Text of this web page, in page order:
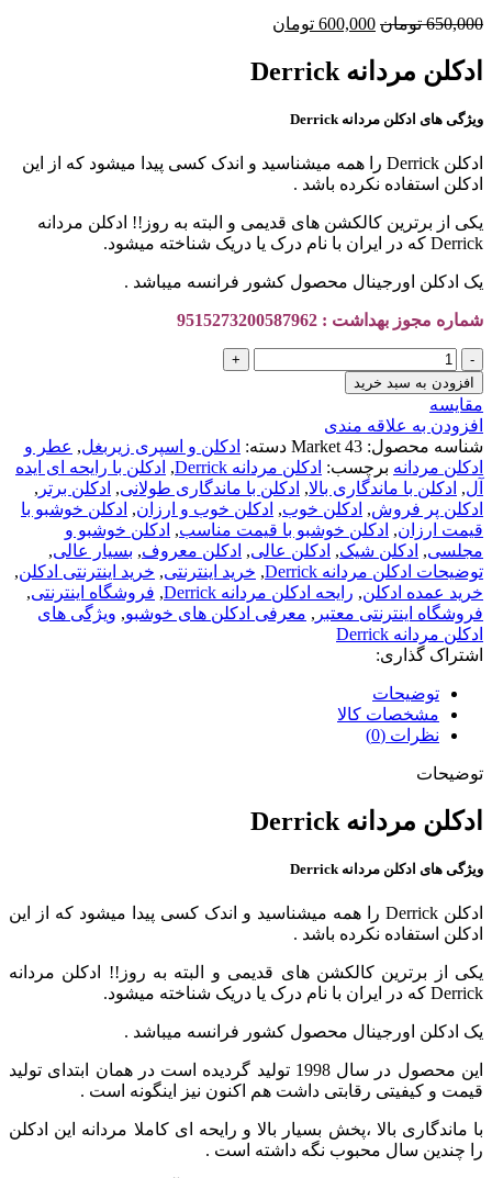
650,000 تومان قیمت
650,000 تومان
بود.
600,000 تومان
است.
ادكلن مردانه Derrick
ویژگی های ادكلن مردانه Derrick
ادكلن Derrick را همه میشناسید و اندک کسی پیدا میشود که از این
ادکلن استفاده نکرده باشد .
یکی از برترین کالکشن های قدیمی و البته به روز!! ادكلن مردانه
Derrick که در ایران با نام درک یا دریک شناخته میشود.
یک ادکلن اورجینال محصول کشور فرانسه میباشد .
شماره مجوز بهداشت : 9515273200587962
ادكلن
مردانه
Derrick
عدد
افزودن به سبد خرید
مقايسه
افزودن به علاقه مندی
شناسه محصول: Market 43 دسته: ادکلن و اسپری زیربغل, عطر و
ادکلن مردانه برچسب: ادكلن مردانه Derrick , ادکلن با رایحه ای ایده
آل, ادکلن با ماندگاری بالا, ادکلن با ماندگاری طولانی, ادکلن برتر ,
ادکلن پر فروش, ادکلن خوب, ادکلن خوب و ارزان, ادکلن خوشبو با
قیمت ارزان, ادکلن خوشبو با قیمت مناسب, ادکلن خوشبو و
مجلسی, ادکلن شیک, ادکلن عالی, ادکلن معروف, بسیار عالی,
توضیحات ادكلن مردانه Derrick
, خرید اینترنتی, خرید اینترنتی ادکلن,
خرید عمده ادکلن, رایحه ادكلن مردانه Derrick , فروشگاه اینترنتی,
فروشگاه اینترنتی معتبر , معرفی ادکلن های خوشبو, ویژگی های
ادكلن مردانه Derrick
اشتراک گذاری:
توضیحات
مشخصات کالا
نظرات (0)
توضیحات
ادكلن مردانه Derrick
ویژگی های ادكلن مردانه Derrick
ادكلن Derrick را همه میشناسید و اندک کسی پیدا میشود که از این
ادکلن استفاده نکرده باشد .
یکی از برترین کالکشن های قدیمی و البته به روز!! ادكلن مردانه
Derrick که در ایران با نام درک یا دریک شناخته میشود.
یک ادکلن اورجینال محصول کشور فرانسه میباشد .
این محصول در سال 1998 تولید گردیده است در همان ابتدای تولید
قیمت و کیفیتی رقابتی داشت هم اکنون نیز اینگونه است .
با ماندگاری بالا ،پخش بسیار بالا و رایحه ای کاملا مردانه این ادکلن
را چندین سال محبوب نگه داشته است .